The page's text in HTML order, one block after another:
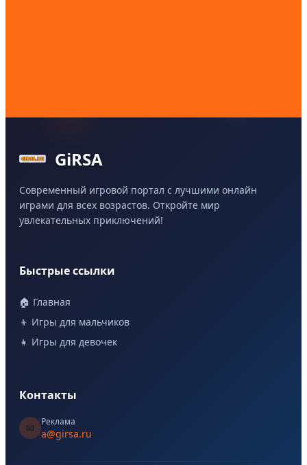
GiRSA
Современный игровой портал с лучшими онлайн
играми для всех возрастов. Откройте мир
увлекательных приключений!
Быстрые ссылки
🏠 Главная
👦 Игры для мальчиков
👧 Игры для девочек
Контакты
📧
Реклама
a@girsa.ru